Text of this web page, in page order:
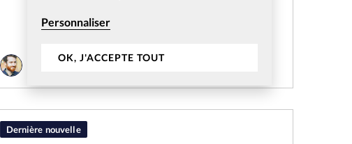
Personnaliser
OK, J'ACCEPTE TOUT
David Métreau
Dernière nouvelle